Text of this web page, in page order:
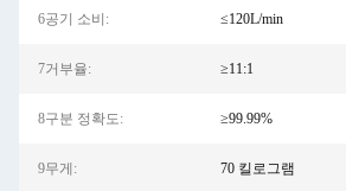
6공기 소비: ≤120L/min
7거부율: ≥11:1
8구분 정확도: ≥99.99%
9무게: 70 킬로그램